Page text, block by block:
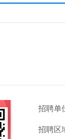
招聘单
招聘区